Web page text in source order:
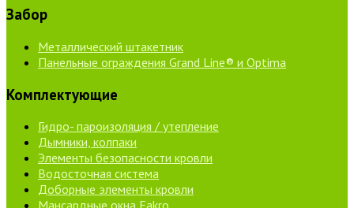
Забор
Металлический штакетник
Панельные ограждения Grand Line® и Optima
Комплектующие
Гидро- пароизоляция / утепление
Дымники, колпаки
Элементы безопасности кровли
Водосточная система
Доборные элементы кровли